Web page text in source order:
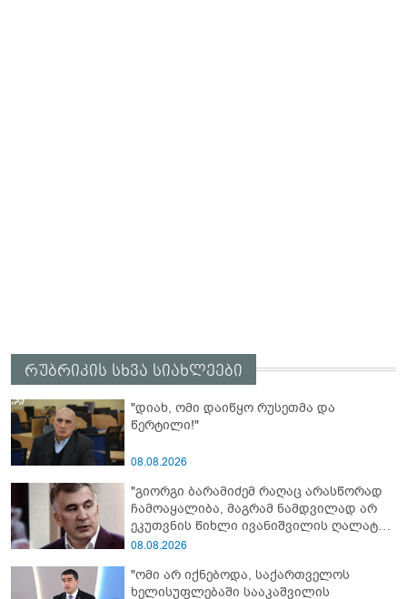
რუბრიკის სხვა სიახლეები
"დიახ, ომი დაიწყო რუსეთმა და
წერტილი!"
08.08.2026
"გიორგი ბარამიძემ რაღაც არასწორად
ჩამოაყალიბა, მაგრამ ნამდვილად არ
ეკუთვნის წიხლი ივანიშვილის ღალატზე
დაფუძნებული დიქტატურის
მსმენია ქართველების მიერ ტყვეების
დახვრეტაზე"
08.08.2026
"ომი არ იქნებოდა, საქართველოს
ხელისუფლებაში სააკაშვილის